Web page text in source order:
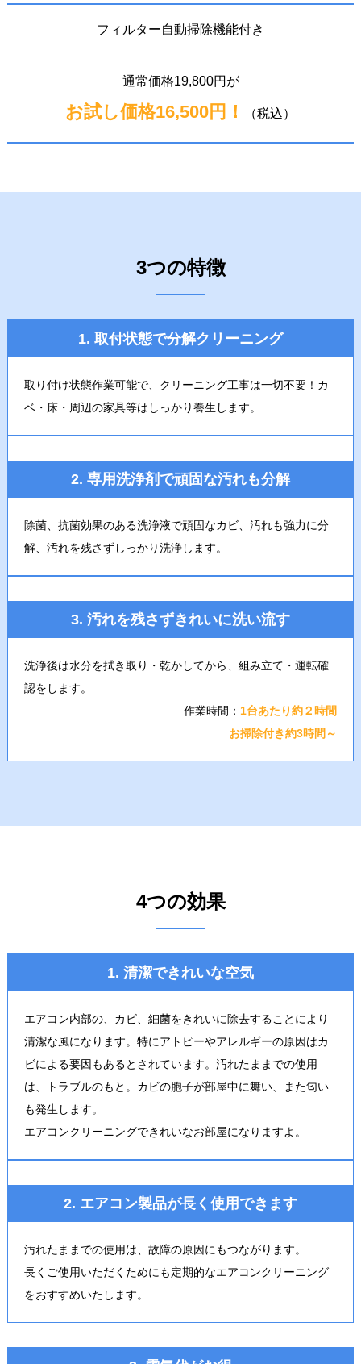
フィルター自動掃除機能付き
通常価格19,800円が
お試し価格16,500円！ （税込）
3つの特徴
1. 取付状態で分解クリーニング
取り付け状態作業可能で、クリーニング工事は一切不要！カ
ベ・床・周辺の家具等はしっかり養生します。
2. 専用洗浄剤で頑固な汚れも分解
除菌、抗菌効果のある洗浄液で頑固なカビ、汚れも強力に分
解、汚れを残さずしっかり洗浄します。
3. 汚れを残さずきれいに洗い流す
洗浄後は水分を拭き取り・乾かしてから、組み立て・運転確
認をします。
作業時間：1台あたり約２時間
お掃除付き約3時間～
4つの効果
1. 清潔できれいな空気
エアコン内部の、カビ、細菌をきれいに除去することにより
清潔な風になります。特にアトピーやアレルギーの原因はカ
ビによる要因もあるとされています。汚れたままでの使用
は、トラブルのもと。カビの胞子が部屋中に舞い、また匂い
も発生します。
エアコンクリーニングできれいなお部屋になりますよ。
2. エアコン製品が長く使用できます
汚れたままでの使用は、故障の原因にもつながります。
長くご使用いただくためにも定期的なエアコンクリーニング
をおすすめいたします。